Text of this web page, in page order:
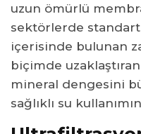
uzun ömürlü
sektörlerde
içerisinde bulunan
biçimde
mineral dengesini
sağlıklı su